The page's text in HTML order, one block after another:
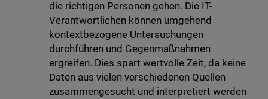
die richtigen Personen gehen. Die IT-
Verantwortlichen können umgehend
kontextbezogene Untersuchungen
durchführen und Gegenmaßnahmen
ergreifen. Dies spart wertvolle Zeit, da keine
Daten aus vielen verschiedenen Quellen
zusammengesucht und interpretiert werden